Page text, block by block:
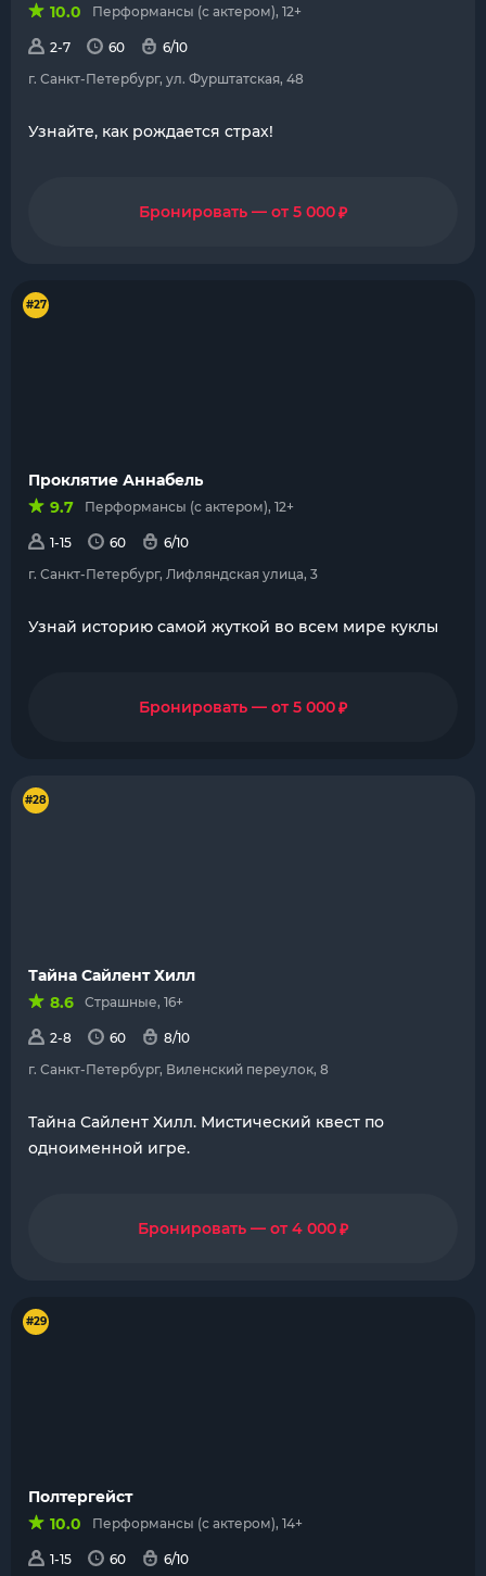
10.0
Перформансы (с актером), 12+
2-7 60
6/10
г. Санкт-Петербург, ул. Фурштатская, 48
Узнайте, как рождается страх!
Бронировать — от 5 000₽
#27
Проклятие Аннабель
9.7
Перформансы (с актером), 12+
1-15 60
6/10
г. Санкт-Петербург, Лифляндская улица, 3
Узнай историю самой жуткой во всем мире куклы
Бронировать — от 5 000₽
#28
Тайна Сайлент Хилл
8.6
Страшные, 16+
2-8 60
8/10
г. Санкт-Петербург, Виленский переулок, 8
Тайна Сайлент Хилл. Мистический квест по
одноименной игре.
Бронировать — от 4 000₽
#29
Полтергейст
10.0
Перформансы (с актером), 14+
1-15 60 6/10